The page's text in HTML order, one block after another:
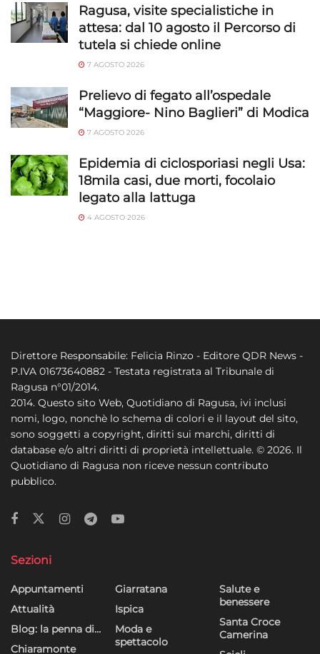
Ragusa, visite specialistiche in
attesa: dal 10 agosto il Percorso di
tutela si chiede online
7 AGOSTO 2026
Prelievo di fegato all’ospedale
“Maggiore- Nino Baglieri” di Modica
7 AGOSTO 2026
Epidemia di ciclosporiasi negli Usa:
18mila casi, due morti, focolaio
legato alla lattuga
4 AGOSTO 2026
Direttore Responsabile: Felicia Rinzo - Editore QDR News -
P.IVA 01673640882 - Testata registrata al Tribunale di
Ragusa n°01/2014.
2014. Questo sito Web, Quotidiano di Ragusa, ivi inclusi
nomi, logo, nonchè lo schema di colori e il layout del sito,
sono soggetti a copyright, diritti sui marchi, diritti di
database e/o altri diritti di proprietà intellettuale. © 2026. Il
Quotidiano di Ragusa non riceve nessun contributo
pubblico.
Sezioni
Appuntamenti
Attualità
Blog: la penna di…
Chiaramonte
Giarratana
Ispica
Moda e
spettacolo
Salute e
benessere
Santa Croce
Camerina